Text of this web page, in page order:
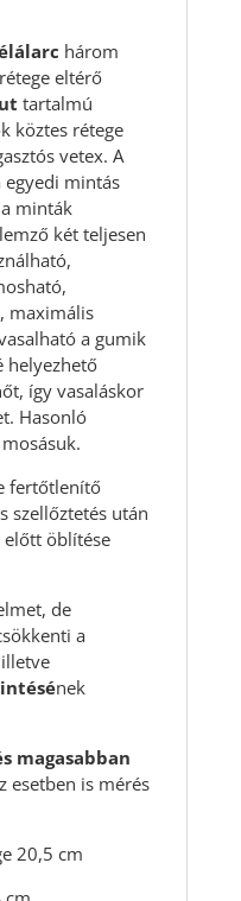
három
eltérő
tartalmú
köztes rétege
vetex. A
mintás
minták
két teljesen
maximális
a gumik
helyezhető
így vasaláskor
Hasonló
fertőtlenítő
szellőztetés után
előtt öblítése
de
a
nek
magasabban
esetben is mérés
20,5 cm